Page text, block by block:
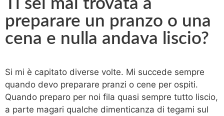
Ti sei mai trovata a
preparare un pranzo o una
cena e nulla andava liscio?
Si mi è capitato diverse volte. Mi succede sempre
quando devo preparare pranzi o cene per ospiti.
Quando preparo per noi fila quasi sempre tutto liscio,
a parte magari qualche dimenticanza di tegami sul